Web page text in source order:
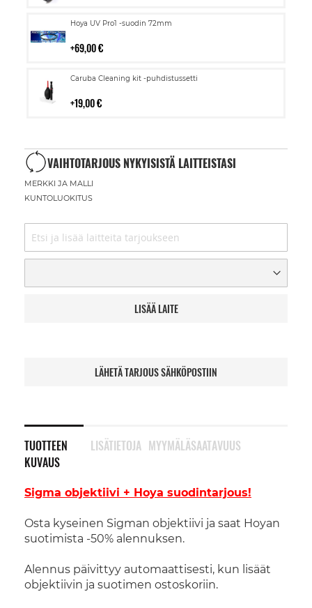
Hoya UV Pro1 -suodin 72mm
69,00 €
Lisää
Caruba Cleaning kit -puhdistussetti
19,00 €
Lisää
VAIHTOTARJOUS NYKYISISTÄ LAITTEISTASI
MERKKI JA MALLI
KUNTOLUOKITUS
LISÄÄ LAITE
LÄHETÄ TARJOUS SÄHKÖPOSTIIN
TUOTTEEN
KUVAUS
Sigma objektiivi + Hoya suodintarjous!
Osta kyseinen Sigman objektiivi ja saat Hoyan
suotimista -50% alennuksen.
Alennus päivittyy automaattisesti, kun lisäät
objektiivin ja suotimen ostoskoriin.
LISÄTIETOJA MYYMÄLÄSAATAVUUS